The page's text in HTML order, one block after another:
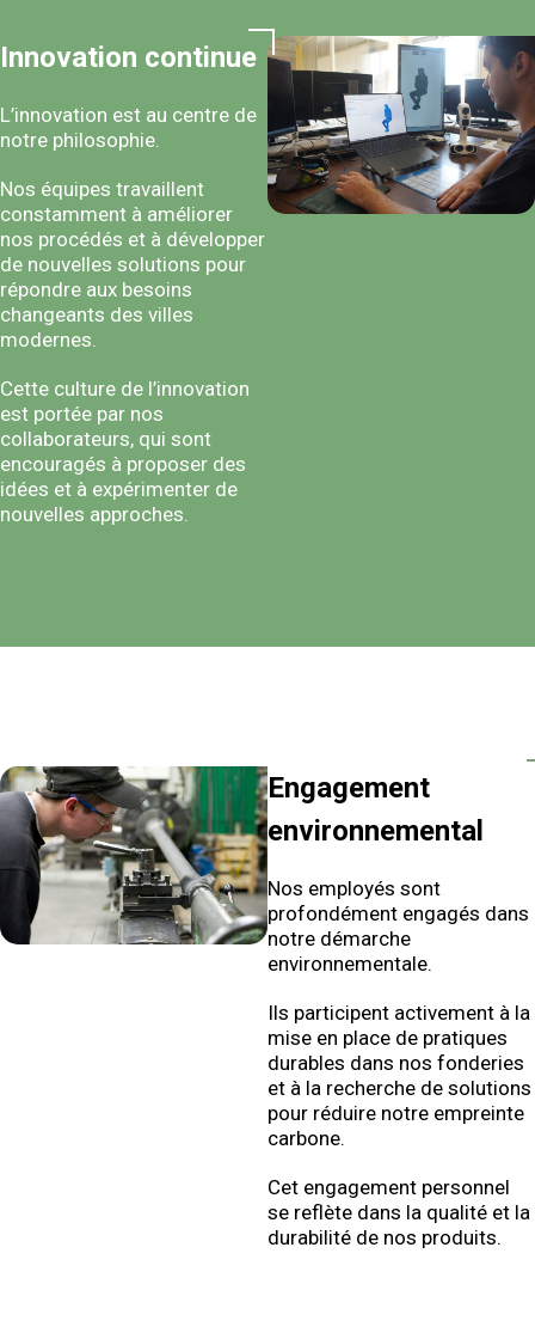
Innovation continue
L’innovation est au centre de
notre philosophie.
Nos équipes travaillent
constamment à améliorer
nos procédés et à développer
de nouvelles solutions pour
répondre aux besoins
changeants des villes
modernes.
Cette culture de l’innovation
est portée par nos
collaborateurs, qui sont
encouragés à proposer des
idées et à expérimenter de
nouvelles approches.
Engagement
environnemental
Nos employés sont
profondément engagés dans
notre démarche
environnementale.
Ils participent activement à la
mise en place de pratiques
durables dans nos fonderies
et à la recherche de solutions
pour réduire notre empreinte
carbone.
Cet engagement personnel
se reflète dans la qualité et la
durabilité de nos produits.